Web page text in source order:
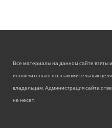
Все материалы на данном сайте взяты
исключительно в ознакомительных
владельцам. Администрация сайта
не несет.